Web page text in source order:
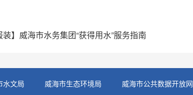
装】威海市水务集团“获得用水”服务指南
水文局 威海市生态环境局 威海市公共数据开放网